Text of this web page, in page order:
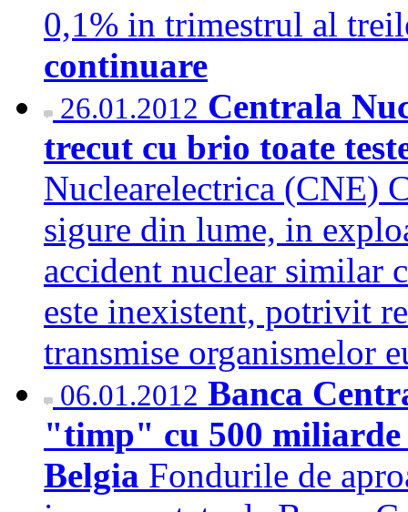
0,1% in trimestrul al
continuare
26.01.2012 Centrala
trecut cu brio toate
Nuclearelectrica (CNE)
sigure din lume, in
accident nuclear similar
este inexistent, potrivit
transmise organismelor
06.01.2012 Banca
"timp" cu 500 miliarde
Belgia Fondurile de